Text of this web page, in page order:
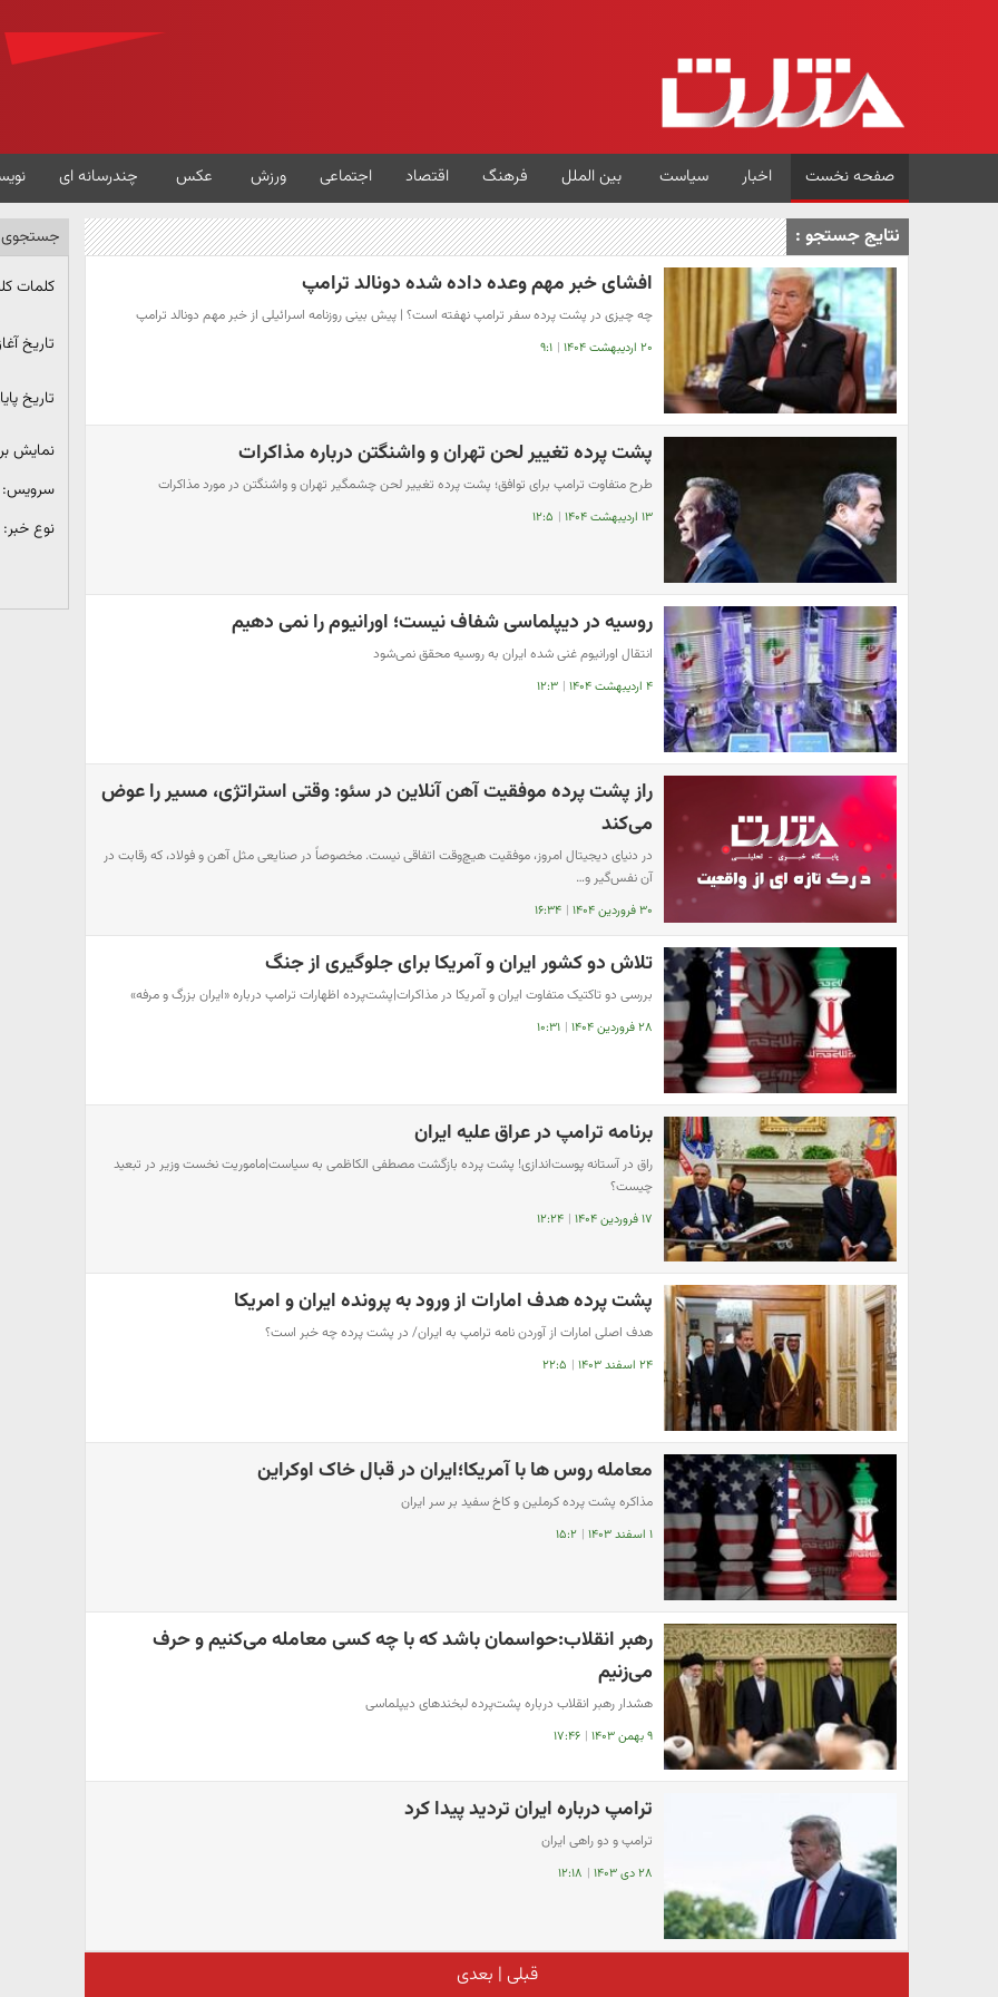
صفحه نخست اخبار سیاست بین الملل فرهنگ اقتصاد اجتماعی ورزش عکس چندرسانه ای
نتایج جستجو :
افشای خبر مهم وعده داده شده دونالد ترامپ
چه چیزی در پشت پرده سفر ترامپ نهفته است؟ | پیش بینی روزنامه اسرائیلی از خبر مهم دونالد ترامپ
۲۰ اردیبهشت ۱۴۰۴ | ۹:۱
پشت پرده تغییر لحن تهران و واشنگتن درباره مذاکرات
طرح متفاوت ترامپ برای توافق؛ پشت پرده تغییر لحن چشمگیر تهران و واشنگتن در مورد مذاکرات
۱۳ اردیبهشت ۱۴۰۴ | ۱۲:۵
روسیه در دیپلماسی شفاف نیست؛ اورانیوم را نمی دهیم
انتقال اورانیوم غنی شده ایران به روسیه محقق نمی‌شود
۴ اردیبهشت ۱۴۰۴ | ۱۲:۳
راز پشت پرده موفقیت آهن آنلاین در سئو: وقتی استراتژی، مسیر را عوض
می‌کند
در دنیای دیجیتال امروز، موفقیت هیچ‌وقت اتفاقی نیست. مخصوصاً در صنایعی مثل آهن و فولاد، که رقابت در
آن نفس‌گیر و…
۳۰ فروردین ۱۴۰۴ | ۱۶:۳۴
تلاش دو کشور ایران و آمریکا برای جلوگیری از جنگ
بررسی دو تاکتیک متفاوت ایران و آمریکا در مذاکرات|پشت‌پرده اظهارات ترامپ درباره «ایران بزرگ و مرفه»
۲۸ فروردین ۱۴۰۴ | ۱۰:۳۱
برنامه ترامپ در عراق علیه ایران
راق در آستانه پوست‌اندازی! پشت پرده بازگشت مصطفی الکاظمی به سیاست|ماموریت نخست وزیر در تبعید
چیست؟
۱۷ فروردین ۱۴۰۴ | ۱۲:۲۴
پشت پرده هدف امارات از ورود به پرونده ایران و امریکا
هدف اصلی امارات از آوردن نامه ترامپ به ایران/ در پشت پرده چه خبر است؟
۲۴ اسفند ۱۴۰۳ | ۲۲:۵
معامله روس ها با آمریکا؛ایران در قبال خاک اوکراین
مذاکره پشت پرده کرملین و کاخ سفید بر سر ایران
۱ اسفند ۱۴۰۳ | ۱۵:۲
رهبر انقلاب:حواسمان باشد که با چه کسی معامله می‌کنیم و حرف
می‌زنیم
هشدار رهبر انقلاب درباره پشت‌پرده لبخندهای دیپلماسی
۹ بهمن ۱۴۰۳ | ۱۷:۴۶
ترامپ درباره ایران تردید پیدا کرد
ترامپ و دو راهی ایران
۲۸ دی ۱۴۰۳ | ۱۲:۱۸
قبلی | بعدی
جستجوی
کلمات
تاریخ
تاریخ
نمایش
سرویس:
نوع خبر: